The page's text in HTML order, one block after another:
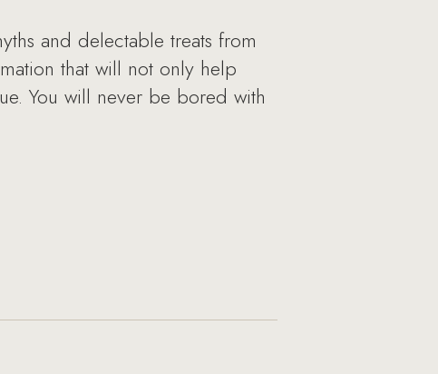
and delectable treats from
that will not only help
You will never be bored with